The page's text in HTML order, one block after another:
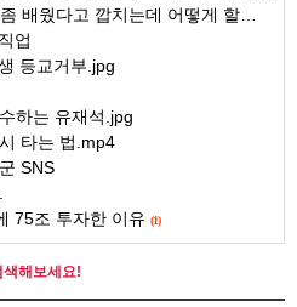
웠다고 깝치는데 어떻게 할까요?
업
등교거부.jpg
하는 유재석.jpg
타는 법.mp4
SNS
75조 투자한 이유 (1)
해보세요!